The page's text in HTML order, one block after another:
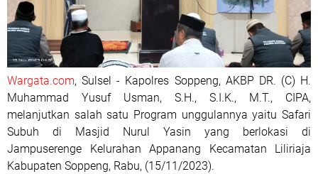
Wargata.com, Sulsel - Kapolres Soppeng, AKBP DR. (C) H.
Muhammad Yusuf Usman, S.H., S.I.K., M.T., CIPA,
melanjutkan salah satu Program unggulannya yaitu Safari
Subuh di Masjid Nurul Yasin yang berlokasi di
Jampuserenge Kelurahan Appanang Kecamatan Liliriaja
Kabupaten Soppeng, Rabu, (15/11/2023).